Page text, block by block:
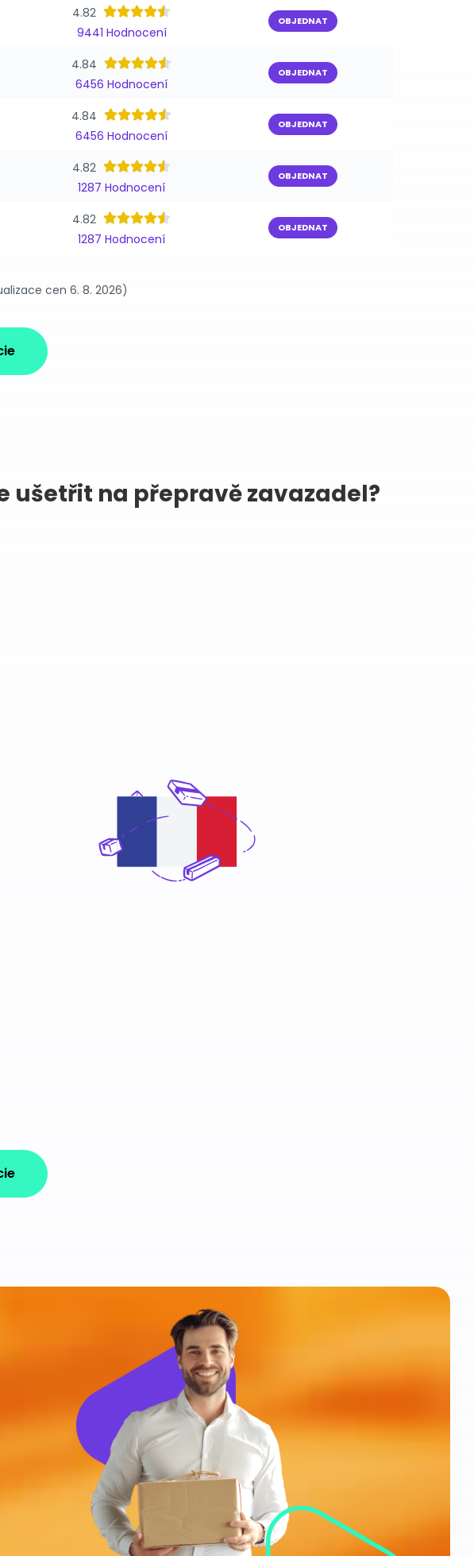
4.82
9441 Hodnocení
OBJEDNAT
4.84
6456 Hodnocení
OBJEDNAT
4.84
6456 Hodnocení
OBJEDNAT
4.82
1287 Hodnocení
OBJEDNAT
4.82
1287 Hodnocení
OBJEDNAT
cen 6. 8. 2026)
ušetřit na přepravě zavazadel?